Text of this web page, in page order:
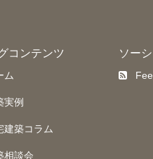
コンテンツ
ム
実例
建築コラム
相談会
ソー